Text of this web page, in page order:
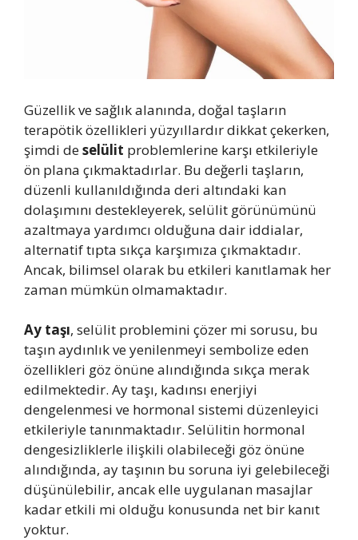
Güzellik ve sağlık alanında, doğal taşların
terapötik özellikleri yüzyıllardır dikkat çekerken,
şimdi deselülit problemlerine karşı etkileriyle
ön plana çıkmaktadırlar. Bu değerli taşların,
düzenli kullanıldığında deri altındaki kan
dolaşımını destekleyerek, selülit görünümünü
azaltmaya yardımcı olduğuna dair iddialar,
alternatif tıpta sıkça karşımıza çıkmaktadır.
Ancak, bilimsel olarak bu etkileri kanıtlamak her
zaman mümkün olmamaktadır.
Ay taşı, selülit problemini çözer mi sorusu, bu
taşın aydınlık ve yenilenmeyi sembolize eden
özellikleri göz önüne alındığında sıkça merak
edilmektedir. Ay taşı, kadınsı enerjiyi
dengelenmesi ve hormonal sistemi düzenleyici
etkileriyle tanınmaktadır. Selülitin hormonal
dengesizliklerle ilişkili olabileceği göz önüne
alındığında, ay taşının bu soruna iyi gelebileceği
düşünülebilir, ancak elle uygulanan masajlar
kadar etkili mi olduğu konusunda net bir kanıt
yoktur.